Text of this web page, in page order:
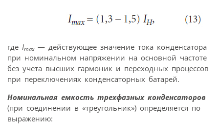
где Imax— действующее значение тока конденсатора
при номинальном напряжении на основной частоте
без учета высших гармоник и переходных процессов
при переключениях конденсаторных батарей.
Номинальная емкость трехфазных конденсаторов
(при соединении в «треугольник») определяется по
выражению: